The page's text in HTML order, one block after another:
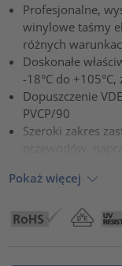
powered by
Profesjonalne,
winylowe taśmy
różnych
Doskonałe
-18°C do +105°C,
Dopuszczenie
PVCP/90
Szeroki zakres
Pokaż więcej